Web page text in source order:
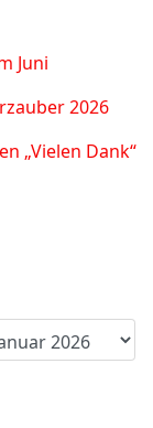
Juni
2026
„Vielen Dank“